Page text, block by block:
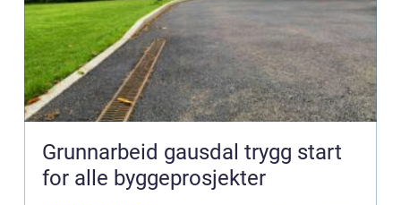
Grunnarbeid gausdal trygg start
for alle byggeprosjekter